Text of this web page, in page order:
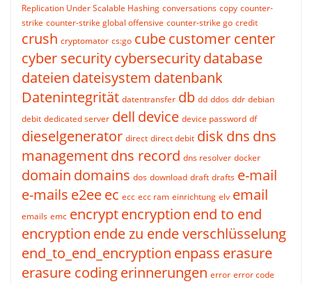
Replication Under Scalable Hashing conversations copy counter-
strike counter-strike global offensive counter-strike go credit
crush cryptomator cs:go cubecustomer center
cyber securitycybersecuritydatabase
dateien dateisystem datenbank
Datenintegrität datentransfer db dd ddos ddr debian
debit dedicated server dell device device password df
dieselgenerator direct direct debit disk dns dns
managementdns record dns resolver docker
domain domains dos download draft drafts e-mail
e-mails e2eeec ecc ecc ram einrichtung elv email
emails emc encryptencryption end to end
encryption ende zu ende verschlüsselung
end_to_end_encryption enpass erasure
erasure codingerinnerungen error error code